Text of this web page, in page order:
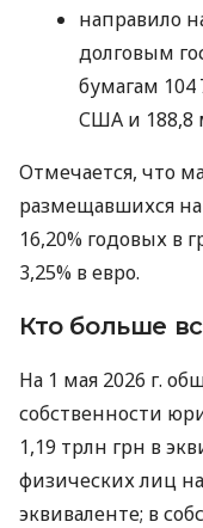
направило
долговым
бумагам 104
США и 188,8
Отмечается, что
размещавшихся на
16,20% годовых в
3,25% в евро.
Кто больше
На 1 мая 2026 г.
собственности
1,19 трлн грн в
физических лиц
эквиваленте; в